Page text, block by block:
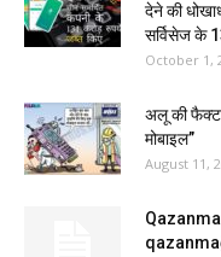
देने की
सर्विसेज के
October 1,
अलू ​​की
मोबाइल”
August 11,